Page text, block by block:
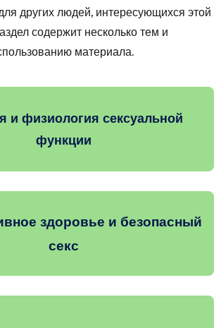
других людей, интересующихся этой
содержит несколько тем и
материала.
и физиология сексуальной
функции
здоровье и безопасный
секс